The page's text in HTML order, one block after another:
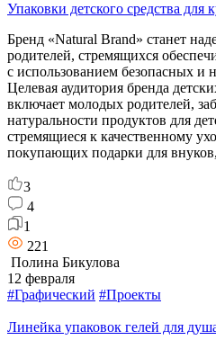
Упаковки детского средства для
Бренд «Natural Brand» станет
родителей, стремящихся
с использованием безопасных и
Целевая аудитория бренда
включает молодых родителей,
натуральности продуктов для
стремящиеся к качественному
покупающих подарки для
3
4
1
221
Полина Бикулова
12 февраля
#Графический #Проекты
Линейка упаковок гелей для